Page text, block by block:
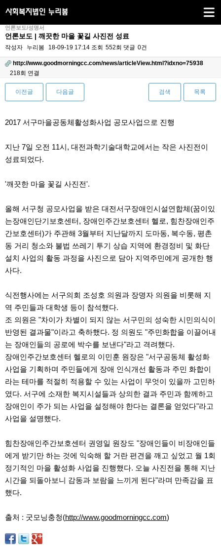
언론보도/성명서
언론보도 | 깨끗한 마을 꽃길 사진전 성료
작성자 누리봄 18-09-19 17:14 조회 552회 댓글 0건
http://www.goodmorningcc.com/news/articleView.html?idxno=75938
218회 연결
이전글 다음글 검색 목록
2017 서구마을공동체활성화사업 공모사업으로 진행
지난 7일 오전 11시, 대전과학기술대학교에서는 작은 사진전이
성료되었다.
'깨끗한 마을 꽃길 사진전'.
올해 서구청 공모사업을 받은 대전서구장애인시설연합체(꿈이있
는장애인단기보호센터, 장애인주간보호센터 헬로, 힘찬장애인주
간보호센터)가 주관해 3월부터 지난달까지 도마동, 복수동, 평촌
동 거리 청소와 불법 쓰레기 투기 상습 지역에 환경정비 및 화단
설치 사업의 활동 과정을 사진으로 담아 지역주민에게 공개한 행
사다.
식전행사에는 서구의회 조성호 의원과 장명자 의원을 비롯해 지
역 주민들과 대학생 등이 참석했다.
조 의원은 "차이가 차별이 되지 않는 서구민의 성숙한 시민의식이
반영된 결과물"이라고 축하했다. 정 의원도 "주민화합을 이끌어내
는 장애인들의 공로에 박수를 보낸다"라고 격려했다.
장애인주간보호센터 헬로의 이민훈 원장은 "서구공동체 활성화
사업을 기획하며 주민들에게 장애 인식개선 활동과 주민 화합이
라는 테마를 적절히 적용할 수 있는 사업이 무엇이 있을까 고민하
였다. 서구에 소재한 복지시설들과 상의한 결과 주민과 함께하고
장애인이 주가 되는 사업을 설정해야 한다는 결론을 얻었다"라고
사업을 설명했다.
힘찬장애인주간보호센터 권영일 원장도 "장애인들이 비장애인들
에게 받기만 하는 것에 익숙해 할 거란 편견을 깨고 싶었고 월 1회
정기적인 마을 활성화 사업을 진행했다. 오늘 사진전을 통해 지난
시간을 되돌아보니 감동과 보람을 느끼게 된다"라며 만족감을 표
했다.
출처 : 굿모닝충청(http://www.goodmorningcc.com)